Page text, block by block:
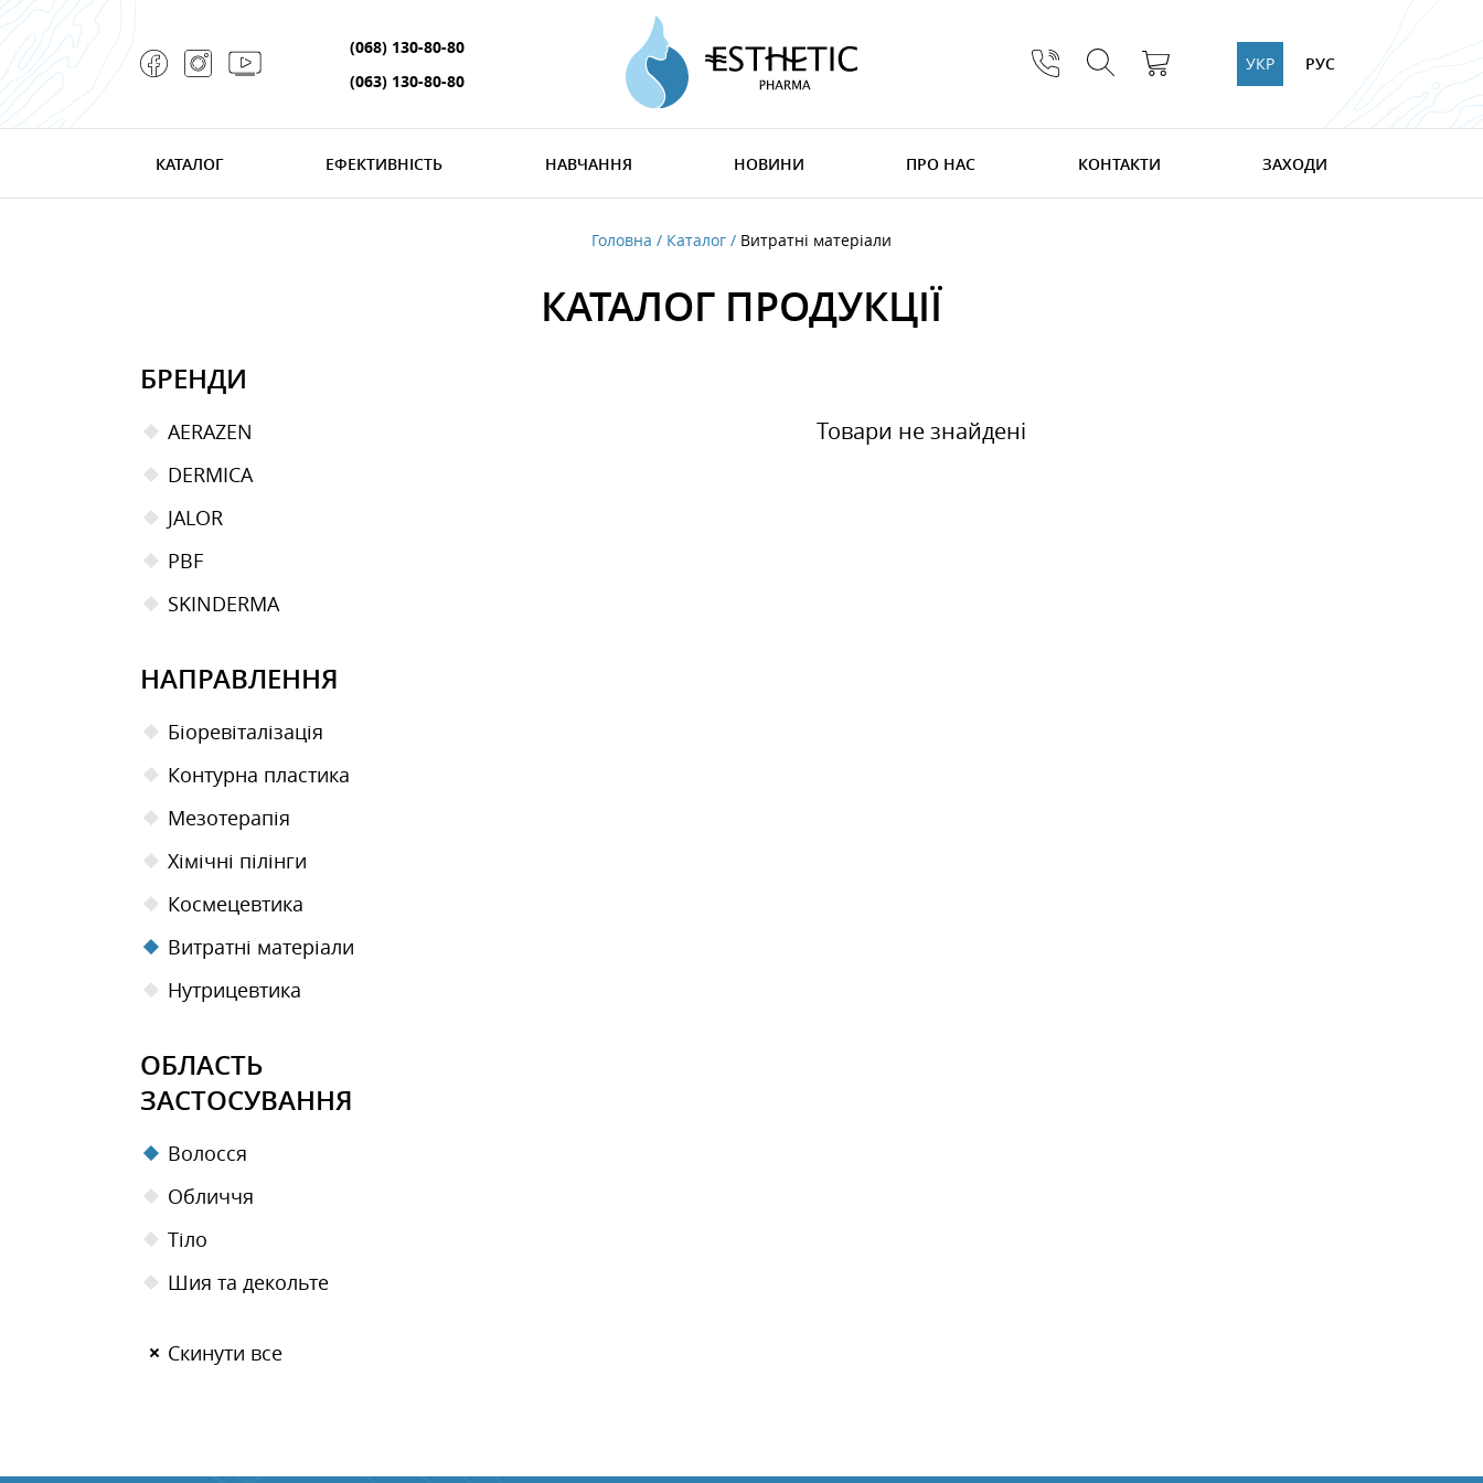
(068) 130-80-80
(063) 130-80-80
УКР РУС
КАТАЛОГ ЕФЕКТИВНІСТЬ НАВЧАННЯ НОВИНИ ПРО НАС КОНТАКТИ ЗАХОДИ
Головна Каталог Витратні матеріали
КАТАЛОГ ПРОДУКЦІЇ
БРЕНДИ
AERAZEN
DERMICA
JALOR
PBF
SKINDERMA
НАПРАВЛЕННЯ
Біоревіталізація
Контурна пластика
Мезотерапiя
Хімічні пілінги
Космецевтика
Витратні матеріали
Нутрицевтика
ОБЛАСТЬ
ЗАСТОСУВАННЯ
Волосся
Обличчя
Тіло
Шия та декольте
Скинути все
Товари не знайдені